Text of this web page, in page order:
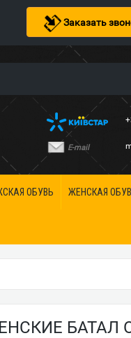
Заказать
E-mail
ОБУВЬ ЖЕНСКАЯ
БАТАЛ